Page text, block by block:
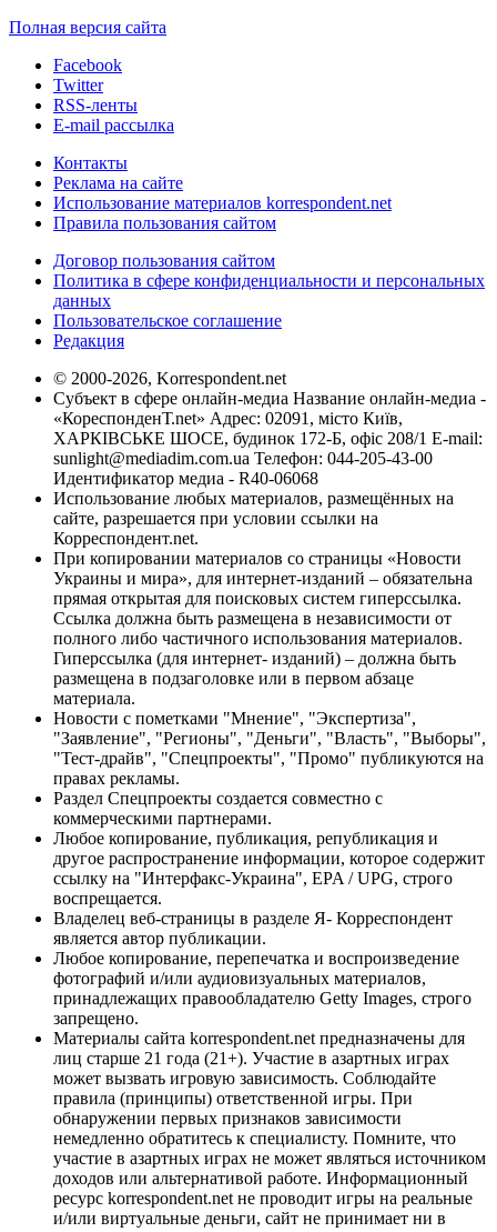
Полная версия сайта
Facebook
Twitter
RSS-ленты
E-mail рассылка
Контакты
Реклама на сайте
Использование материалов korrespondent.net
Правила пользования сайтом
Договор пользования сайтом
Политика в сфере конфиденциальности и персональных
данных
Пользовательское соглашение
Редакция
© 2000-2026, Korrespondent.net
Субъект в сфере онлайн-медиа Название онлайн-медиа -
«КореспонденТ.net» Адрес: 02091, місто Київ,
ХАРКІВСЬКЕ ШОСЕ, будинок 172-Б, офіс 208/1 E-mail:
sunlight@mediadim.com.ua Телефон: 044-205-43-00
Идентификатор медиа - R40-06068
Использование любых материалов, размещённых на
сайте, разрешается при условии ссылки на
Корреспондент.net.
При копировании материалов со страницы «Новости
Украины и мира», для интернет-изданий – обязательна
прямая открытая для поисковых систем гиперссылка.
Ссылка должна быть размещена в независимости от
полного либо частичного использования материалов.
Гиперссылка (для интернет- изданий) – должна быть
размещена в подзаголовке или в первом абзаце
материала.
Новости с пометками "Мнение", "Экспертиза",
"Заявление", "Регионы", "Деньги", "Власть", "Выборы",
"Тест-драйв", "Спецпроекты", "Промо" публикуются на
правах рекламы.
Раздел Спецпроекты создается совместно с
коммерческими партнерами.
Любое копирование, публикация, републикация и
другое распространение информации, которое содержит
ссылку на "Интерфакс-Украина", EPA / UPG, строго
воспрещается.
Владелец веб-страницы в разделе Я- Корреспондент
является автор публикации.
Любое копирование, перепечатка и воспроизведение
фотографий и/или аудиовизуальных материалов,
принадлежащих правообладателю Getty Images, строго
запрещено.
Материалы сайта korrespondent.net предназначены для
лиц старше 21 года (21+). Участие в азартных играх
может вызвать игровую зависимость. Соблюдайте
правила (принципы) ответственной игры. При
обнаружении первых признаков зависимости
немедленно обратитесь к специалисту. Помните, что
участие в азартных играх не может являться источником
доходов или альтернативой работе. Информационный
ресурс korrespondent.net не проводит игры на реальные
и/или виртуальные деньги, сайт не принимает ни в